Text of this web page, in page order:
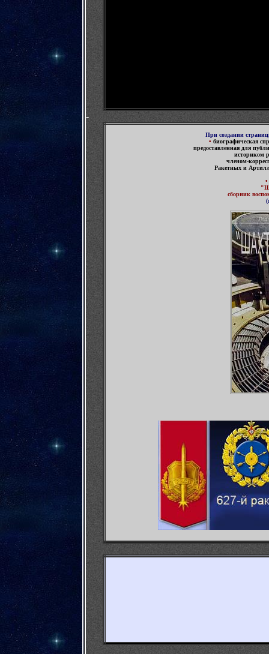
-
При создании
• биографическая
предоставленная для
историком
членом-
Ракетных и
•
сборник
(